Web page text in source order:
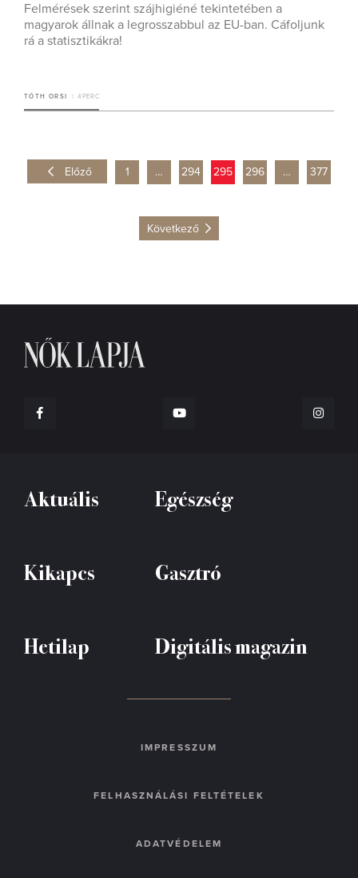
Felmérések szerint szájhigiéné tekintetében a
magyarok állnak a legrosszabbul az EU-ban. Cáfoljunk
rá a statisztikákra!
TÓTH ORSI 4 PERC
Előző 1 … 294 295 296 … 377
Következő
Aktuális Egészség
Kikapcs Gasztró
Hetilap Digitális magazin
IMPRESSZUM
FELHASZNÁLÁSI FELTÉTELEK
ADATVÉDELEM